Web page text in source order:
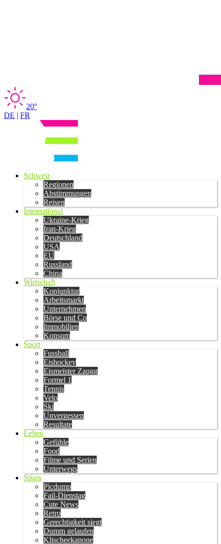
20°
DE | FR
Schweiz
Regionen
Abstimmungen
Reisen
International
Ukraine-Krieg
Iran-Krieg
Deutschland
USA
EU
Russland
China
Wirtschaft
Konjunktur
Arbeitsmarkt
Unternehmen
Börse und Co
Immobilien
Konsum
Sport
Fussball
Eishockey
Eismeister Zaugg
Formel 1
Tennis
Velo
Ski
Unvergessen
Resultate
Leben
Gefühle
Food
Filme und Serien
Unterwegs
Spass
Picdump
Fail-Dienstag
Cute News
Retro
Gerechtigkeit siegt
Dumm gelaufen
Klischeekanone